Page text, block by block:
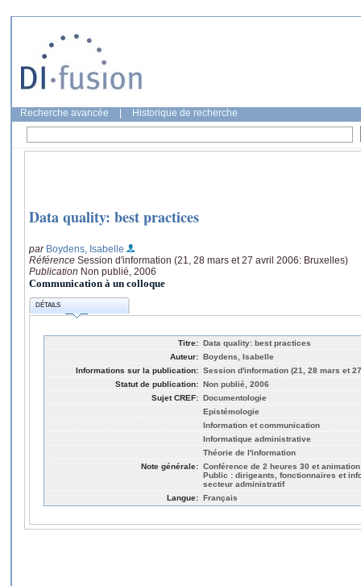
Recherche avancée Historique de recherche
Data quality: best practices
par Boydens, Isabelle
Référence Session d'information (21, 28 mars et 27 avril 2006: Bruxelles)
Publication Non publié, 2006
Communication à un colloque
DÉTAILS
Titre: Data quality: best practices
Auteur: Boydens, Isabelle
Informations sur la publication: Session d'information (21, 28 mars et
Statut de publication: Non publié, 2006
Sujet CREF: Documentologie
Epistémologie
Information et communication
Informatique administrative
Théorie de l'information
Note générale: Conférence de 2 heures 30 et
Public : dirigeants, fonctionnaires et
secteur administratif
Langue: Français